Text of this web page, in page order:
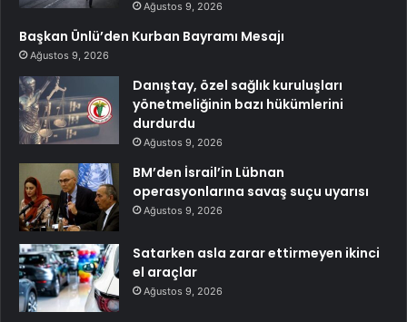
Ağustos 9, 2026
Başkan Ünlü’den Kurban Bayramı Mesajı
Ağustos 9, 2026
Danıştay, özel sağlık kuruluşları
yönetmeliğinin bazı hükümlerini
durdurdu
Ağustos 9, 2026
BM’den İsrail’in Lübnan
operasyonlarına savaş suçu uyarısı
Ağustos 9, 2026
Satarken asla zarar ettirmeyen ikinci
el araçlar
Ağustos 9, 2026